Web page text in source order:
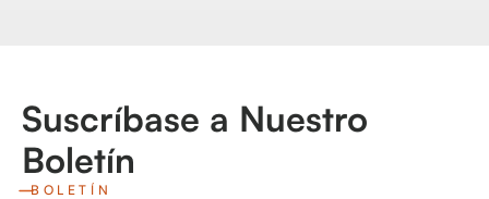
Suscríbase a Nuestro
Boletín
BOLETÍN